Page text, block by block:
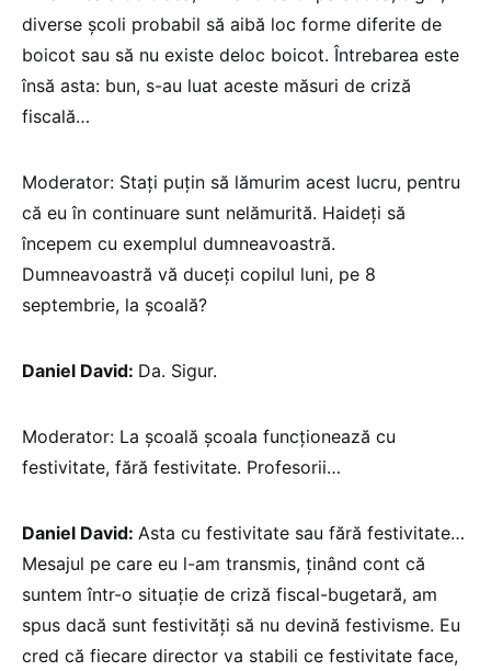
diverse școli probabil să aibă loc forme diferite de
boicot sau să nu existe deloc boicot. Întrebarea este
însă asta: bun, s-au luat aceste măsuri de criză
fiscală…
Moderator: Stați puțin să lămurim acest lucru, pentru
că eu în continuare sunt nelămurită. Haideți să
începem cu exemplul dumneavoastră.
Dumneavoastră vă duceți copilul luni, pe 8
septembrie, la școală?
Daniel David: Da. Sigur.
Moderator: La școală școala funcționează cu
festivitate, fără festivitate. Profesorii…
Daniel David: Asta cu festivitate sau fără festivitate…
Mesajul pe care eu l-am transmis, ținând cont că
suntem într-o situație de criză fiscal-bugetară, am
spus dacă sunt festivități să nu devină festivisme. Eu
cred că fiecare director va stabili ce festivitate face,